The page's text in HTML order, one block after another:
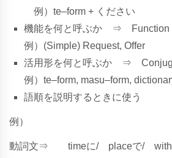
例 ） te–form + く ださ い
機能を何と 呼ぶか ⇒ Function
例 ） (Simp e) Request, Offer
活用 形を何と 呼ぶか ⇒ Conjug
例 ） te–form, masu–form, dictionar
語順を説明する と き に使 う
例 ）
動詞文⇒ timeに/ p aceで/ with